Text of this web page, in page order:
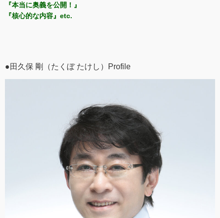
『本当に奥義を公開！』
『核心的な内容』etc.
●田久保 剛（たくぼ たけし）Profile